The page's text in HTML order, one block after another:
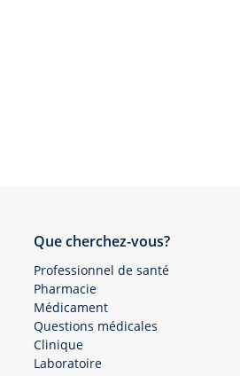
Que cherchez-vous?
Professionnel de santé
Pharmacie
Médicament
Questions médicales
Clinique
Laboratoire